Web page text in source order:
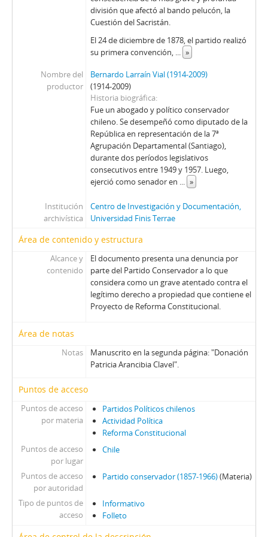
102 - Folleto Flecha Roja, Órgano oficial del Departamento de capacitación doctrinaria, de la Secretaria general del PDC, núm., 3, enero 1972
103 - Folleto titulado Normas para la nueva constitución emitidas por S. E. El Presidente de la República
104 - Librillo Chile bajo el presidencialismo, por Eduardo Guevara
105 - Libro con discurso en francés de Augusto Pinochet, con motivo de la conmemoración del tercer aniversario del Gobierno, titulado Discours de M. le Président de la République du Chilí, Général Augusto Pinochet Ugarte, à l'occasion du Troisième Anniversaire de son Gouvernement
107 - Folleto Flecha Roja, del Órgano oficial del Departamento de capacitación doctrinaria, de la Secretaría general del PDC, núm., 1, julio-agosto 1971
división que afectó al bando pelucón, la
Cuestión del Sacristán.
El 24 de diciembre de 1878, el partido realizó
su primera convención, ... »
Nombre del
productor
Bernardo Larraín Vial (1914-2009)
(1914-2009)
Historia biográfica
Fue un abogado y político conservador
chileno. Se desempeñó como diputado de la
República en representación de la 7ª
Agrupación Departamental (Santiago),
durante dos períodos legislativos
consecutivos entre 1949 y 1957. Luego,
ejerció como senador en ... »
Institución
archivística
Centro de Investigación y Documentación,
Universidad Finis Terrae
Área de contenido y estructura
Alcance y
contenido
El documento presenta una denuncia por
parte del Partido Conservador a lo que
considera como un grave atentado contra el
legítimo derecho a propiedad que contiene el
Proyecto de Reforma Constitucional.
Área de notas
Notas
Manuscrito en la segunda página: "Donación
Patricia Arancibia Clavel".
Puntos de acceso
Puntos de acceso
por materia
Partidos Políticos chilenos
Actividad Política
Reforma Constitucional
Puntos de acceso
por lugar
Chile
Puntos de acceso
por autoridad
Partido conservador (1857-1966)(Materia)
Tipo de puntos de
acceso
Informativo
Folleto